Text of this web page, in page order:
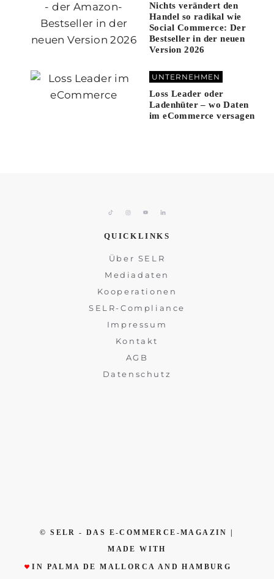
Nichts verändert den
Handel so radikal wie
Social Commerce: Der
Bestseller in der neuen
Version 2026
UNTERNEHMEN
Loss Leader oder
Ladenhüter – wo Daten
im eCommerce versagen
QUICKLINKS
Über SELR
Mediadaten
Kooperationen
SELR-Compliance
Impressum
Kontakt
AGB
Datenschutz
© SELR - DAS E-COMMERCE-MAGAZIN |
MADE WITH
IN PALMA DE MALLORCA AND HAMBURG